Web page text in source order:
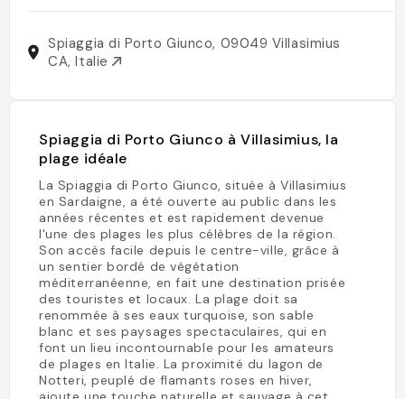
Spiaggia di Porto Giunco, 09049 Villasimius
CA, Italie
Spiaggia di Porto Giunco à Villasimius, la
plage idéale
La Spiaggia di Porto Giunco, située à Villasimius
en Sardaigne, a été ouverte au public dans les
années récentes et est rapidement devenue
l'une des plages les plus célèbres de la région.
Son accès facile depuis le centre-ville, grâce à
un sentier bordé de végétation
méditerranéenne, en fait une destination prisée
des touristes et locaux. La plage doit sa
renommée à ses eaux turquoise, son sable
blanc et ses paysages spectaculaires, qui en
font un lieu incontournable pour les amateurs
de plages en Italie. La proximité du lagon de
Notteri, peuplé de flamants roses en hiver,